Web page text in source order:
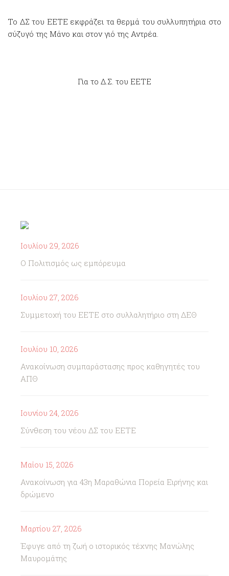
Το ΔΣ του ΕΕΤΕ εκφράζει τα θερμά του συλλυπητήρια στο
σύζυγό της Μάνο και στον γιό της Αντρέα.
Για το Δ.Σ. του ΕΕΤΕ
Ιουλίου 29, 2026
Ο Πολιτισμός ως εμπόρευμα
Ιουλίου 27, 2026
Συμμετοχή του ΕΕΤΕ στο συλλαλητήριο στη ΔΕΘ
Ιουλίου 10, 2026
Ανακοίνωση συμπαράστασης προς καθηγητές του
ΑΠΘ
Ιουνίου 24, 2026
Σύνθεση του νέου ΔΣ του ΕΕΤΕ
Μαΐου 15, 2026
Ανακοίνωση για 43η Μαραθώνια Πορεία Ειρήνης και
δρώμενο
Μαρτίου 27, 2026
Έφυγε από τη ζωή ο ιστορικός τέχνης Μανώλης
Μαυρομάτης